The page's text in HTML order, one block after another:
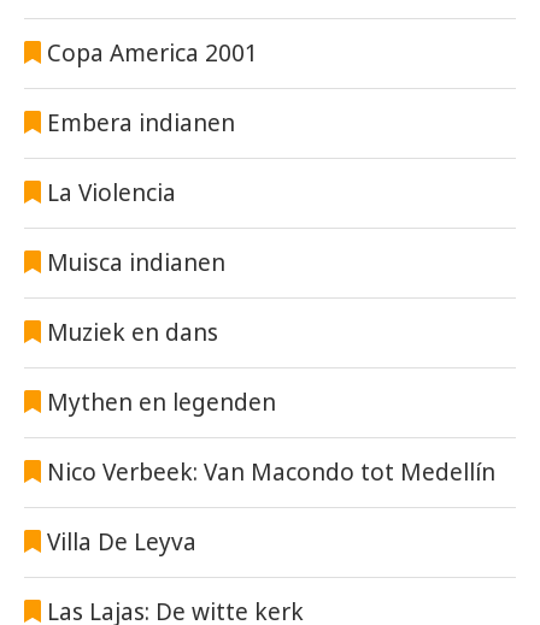
Copa America 2001
Embera indianen
La Violencia
Muisca indianen
Muziek en dans
Mythen en legenden
Nico Verbeek: Van Macondo tot Medellín
Villa De Leyva
Las Lajas: De witte kerk